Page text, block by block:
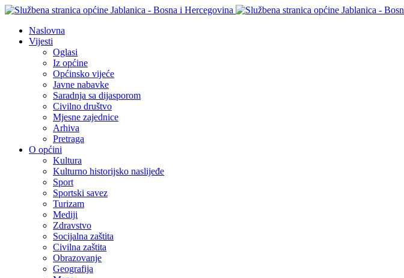
Naslovna
Vijesti
Oglasi
Iz općine
Općinsko vijeće
Javne nabavke
Saradnja sa dijasporom
Civilno društvo
Mjesne zajednice
Arhiva
Pretraga
O općini
Kultura
Kulturno historijsko naslijeđe
Sport
Sportski savez
Turizam
Mediji
Zdravstvo
Socijalna zaštita
Civilna zaštita
Obrazovanje
Geografija